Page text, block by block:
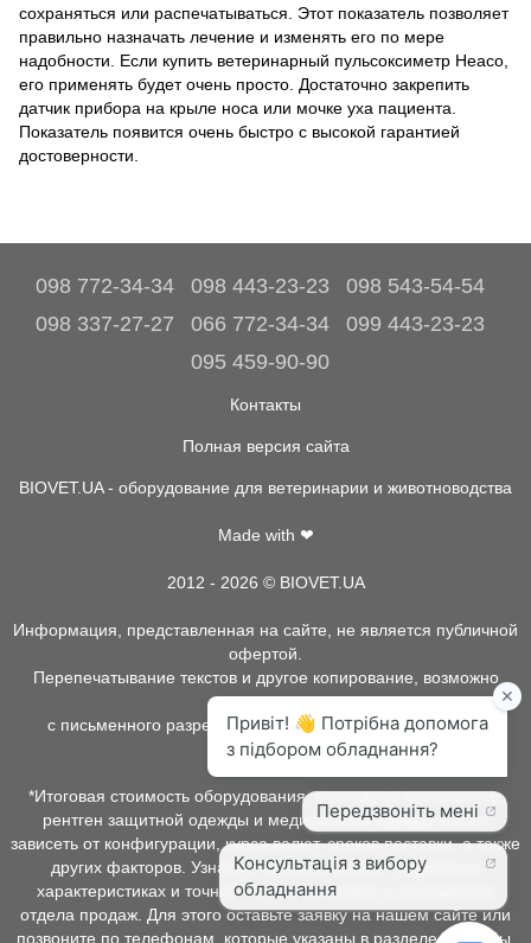
сохраняться или распечатываться. Этот показатель позволяет
правильно назначать лечение и изменять его по мере
надобности. Если купить ветеринарный пульсоксиметр Heaco,
его применять будет очень просто. Достаточно закрепить
датчик прибора на крыле носа или мочке уха пациента.
Показатель появится очень быстро с высокой гарантией
достоверности.
098 772-34-34 098 443-23-23
098 543-54-54
098 337-27-27
066 772-34-34
099 443-23-23
095 459-90-90
Контакты
Полная версия сайта
BIOVET.UA - оборудование для ветеринарии и животноводства
Made with ❤
2012 - 2026 © BIOVET.UA
Информация, представленная на сайте, не является публичной
офертой.
Перепечатывание текстов и другое копирование, возможно
только
с письменного разрешения администрации BIOVET.UA.
*Итоговая стоимость оборудования, расходных материалов,
рентген защитной одежды и медицинской одежды может
зависеть от конфигурации, курса валют, сроков поставки, а также
других факторов. Узнать о наличии товара, подробных
характеристиках и точной стоимости можно у менеджеров
отдела продаж. Для этого оставьте заявку на нашем сайте или
позвоните по телефонам, которые указаны в разделе контакты.